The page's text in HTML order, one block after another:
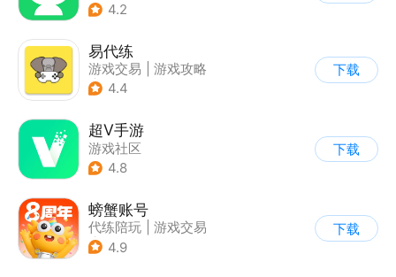
4.2
易代练
游戏交易
游戏攻略
| 游戏社区
4.4
下载
超V手游
游戏社区
4.8
下载
螃蟹账号
代练陪玩
游戏交易
| 游戏社区
4.9
下载